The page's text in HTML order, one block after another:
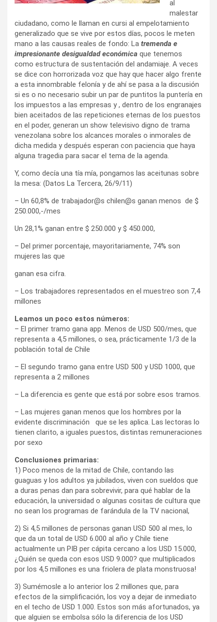
al
malestar
ciudadano, como le llaman en cursi al empelotamiento
generalizado que se vive por estos días, pocos le meten
mano a las causas reales de fondo: La tremenda e
impresionante desigualdad económica que tenemos
como estructura de sustentación del andamiaje. A veces
se dice con horrorizada voz que hay que hacer algo frente
a esta innombrable felonía y de ahí se pasa a la discusión
si es o no necesario subir un par de puntitos la puntería en
los impuestos a las empresas y , dentro de los engranajes
bien aceitados de las repeticiones eternas de los puestos
en el poder, generan un show televisivo digno de trama
venezolana sobre los alcances morales o inmorales de
dicha medida y después esperan con paciencia que haya
alguna tragedia para sacar el tema de la agenda.
Y, como decía una tía mía, pongamos las aceitunas sobre
la mesa: (Datos La Tercera, 26/9/11)
– Un 60,8% de trabajador@s chilen@s ganan menos de $
250.000,-/mes
Un 28,1% ganan entre $ 250.000 y $ 450.000,
– Del primer porcentaje, mayoritariamente, 74% son
mujeres las que
ganan esa cifra.
– Los trabajadores representados en el muestreo son 7,4
millones
Leamos un poco estos números:
– El primer tramo gana app. Menos de USD 500/mes, que
representa a 4,5 millones, o sea, prácticamente 1/3 de la
población total de Chile
– El segundo tramo gana entre USD 500 y USD 1000, que
representa a 2 millones
– La diferencia es gente que está por sobre esos tramos.
– Las mujeres ganan menos que los hombres por la
evidente discriminación que se les aplica. Las lectoras lo
tienen clarito, a iguales puestos, distintas remuneraciones
por sexo
Conclusiones primarias:
1) Poco menos de la mitad de Chile, contando las
guaguas y los adultos ya jubilados, viven con sueldos que
a duras penas dan para sobrevivir, para qué hablar de la
educación, la universidad o algunas cositas de cultura que
no sean los programas de farándula de la TV nacional,
2) Si 4,5 millones de personas ganan USD 500 al mes, lo
que da un total de USD 6.000 al año y Chile tiene
actualmente un PIB per cápita cercano a los USD 15.000,
¿Quién se queda con esos USD 9.000? que multiplicados
por los 4,5 millones es una friolera de plata monstruosa!
3) Sumémosle a lo anterior los 2 millones que, para
efectos de la simplificación, los voy a dejar de inmediato
en el techo de USD 1.000. Estos son más afortunados, ya
que alguien se embolsa sólo la diferencia de los USD